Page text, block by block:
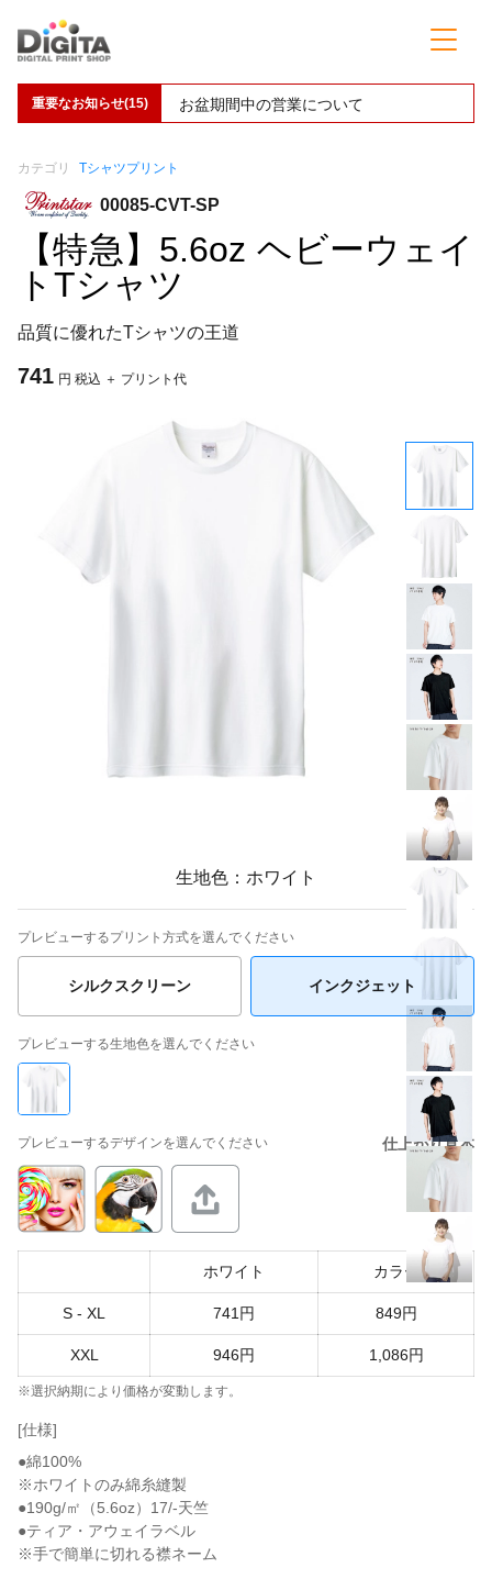
重要なお知らせ(15) お盆期間中の営業について
カテゴリ Tシャツプリント
00085-CVT-SP
【特急】5.6oz ヘビーウェイ
トTシャツ
品質に優れたTシャツの王道
741 円 税込 ＋ プリント代
生地色：ホワイト
プレビューするプリント方式を選んでください
シルクスクリーン インクジェット
プレビューする生地色を選んでください
プレビューするデザインを選んでください 仕上がり見本
ホワイト カラー
S - XL 741円 849円
XXL 946円 1,086円
※選択納期により価格が変動します。
[仕様]
●綿100%
※ホワイトのみ綿糸縫製
●190g/㎡（5.6oz）17/-天竺
●ティア・アウェイラベル
※手で簡単に切れる襟ネーム